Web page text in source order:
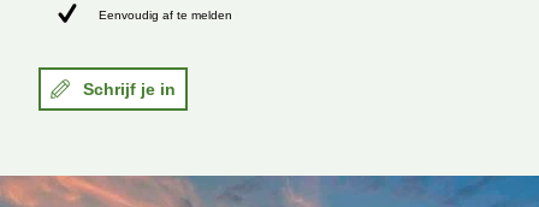
Eenvoudig af te melden
Schrijf je in